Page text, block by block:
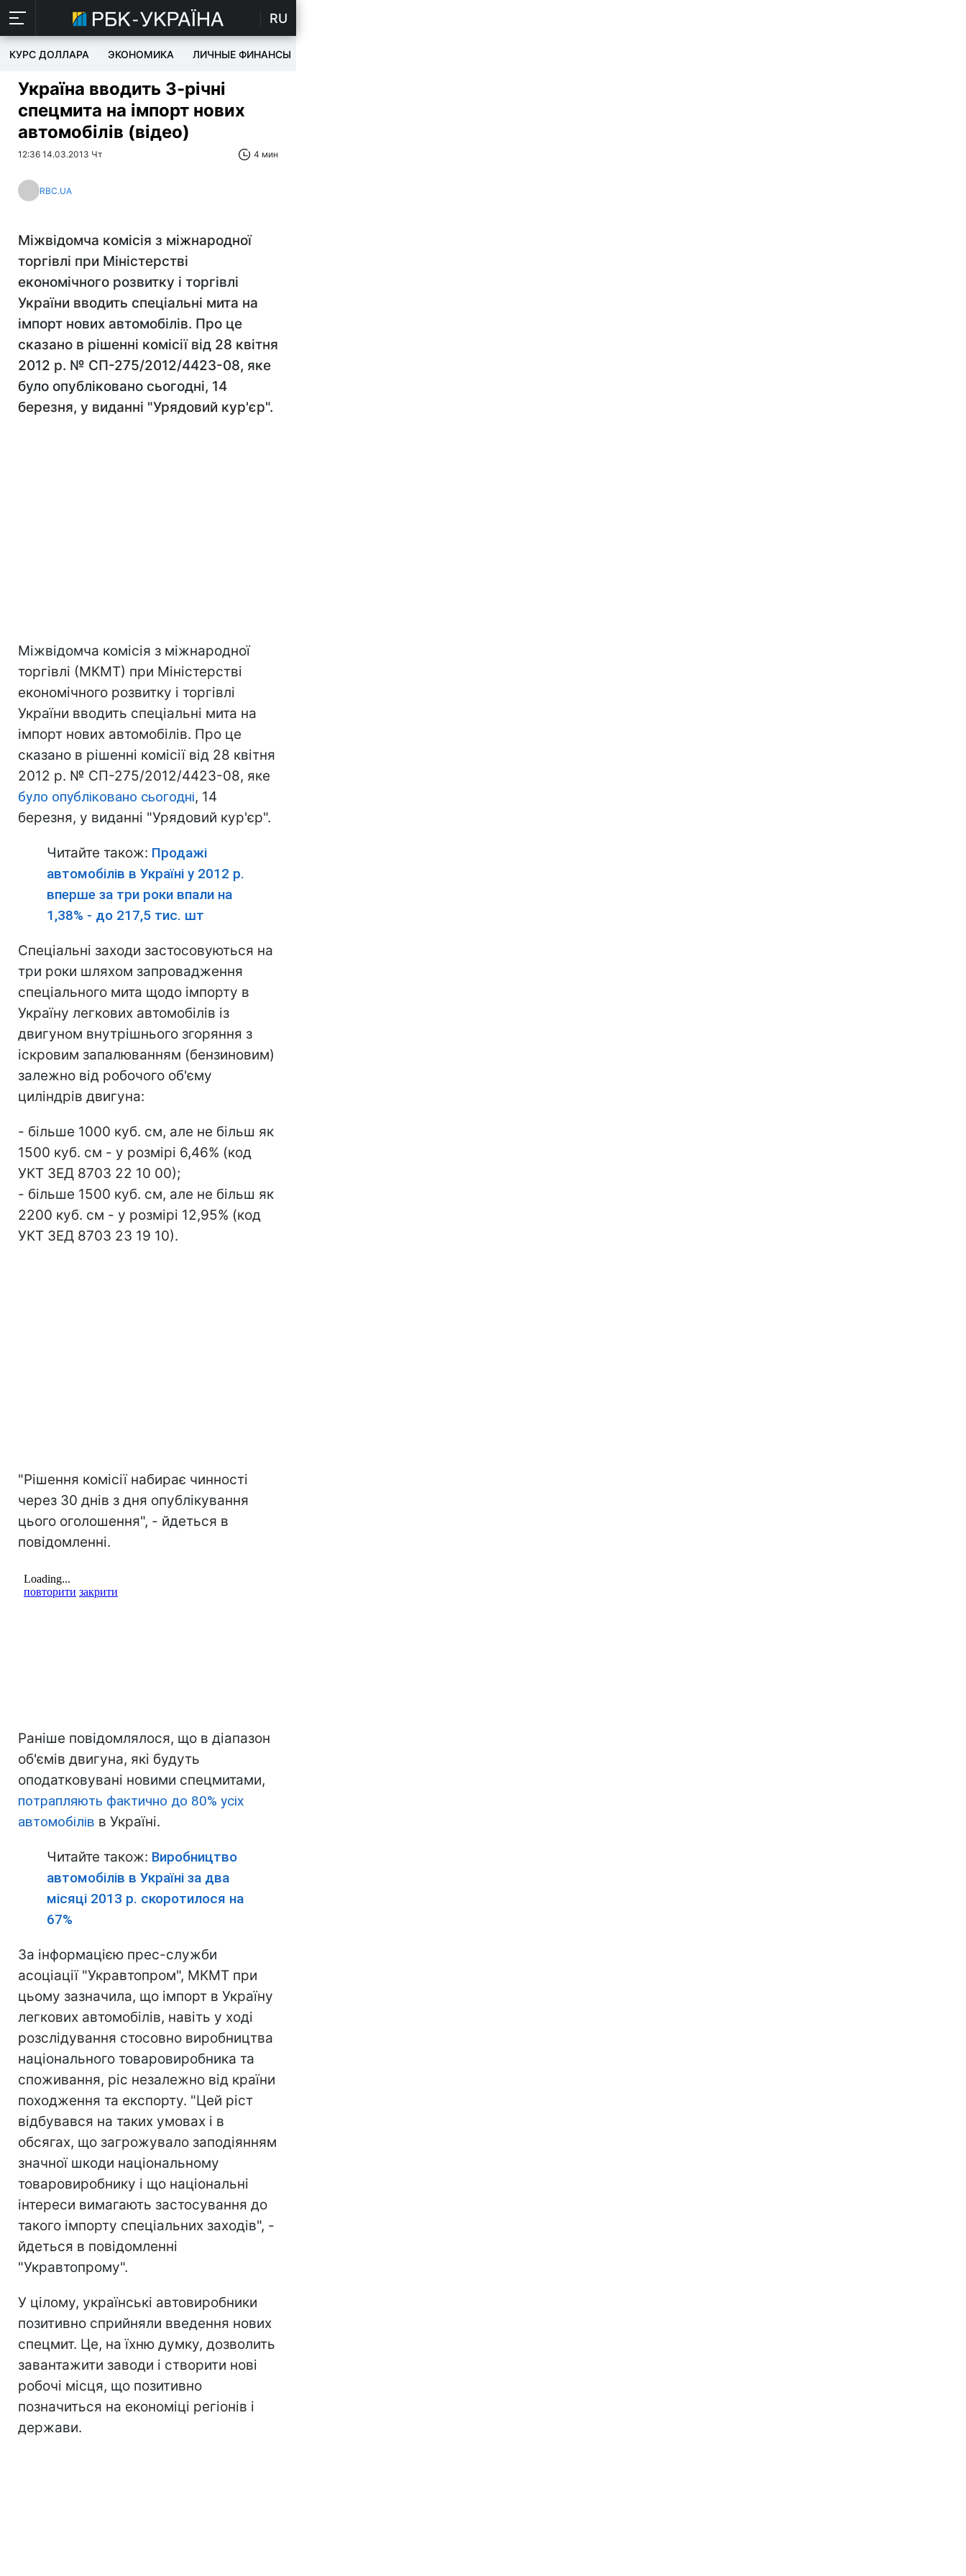
RU
КУРС ДОЛЛАРА ЭКОНОМИКА ЛИЧНЫЕ ФИНАНСЫ
Україна вводить 3-річні
спецмита на імпорт нових
автомобілів (відео)
12:36 14.03.2013 Чт 4 мин
RBC.UA
Міжвідомча комісія з міжнародної
торгівлі при Міністерстві
економічного розвитку і торгівлі
України вводить спеціальні мита на
імпорт нових автомобілів. Про це
сказано в рішенні комісії від 28 квітня
2012 р. № СП-275/2012/4423-08, яке
було опубліковано сьогодні, 14
березня, у виданні "Урядовий кур'єр".
Міжвідомча комісія з міжнародної
торгівлі (МКМТ) при Міністерстві
економічного розвитку і торгівлі
України вводить спеціальні мита на
імпорт нових автомобілів. Про це
сказано в рішенні комісії від 28 квітня
2012 р. № СП-275/2012/4423-08, яке
було опубліковано сьогодні, 14
березня, у виданні "Урядовий кур'єр".
Читайте також: Продажі
автомобілів в Україні у 2012 р.
вперше за три роки впали на
1,38% - до 217,5 тис. шт
Спеціальні заходи застосовуються на
три роки шляхом запровадження
спеціального мита щодо імпорту в
Україну легкових автомобілів із
двигуном внутрішнього згоряння з
іскровим запалюванням (бензиновим)
залежно від робочого об'єму
циліндрів двигуна:
- більше 1000 куб. см, але не більш як
1500 куб. см - у розмірі 6,46% (код
УКТ ЗЕД 8703 22 10 00);
- більше 1500 куб. см, але не більш як
2200 куб. см - у розмірі 12,95% (код
УКТ ЗЕД 8703 23 19 10).
"Рішення комісії набирає чинності
через 30 днів з дня опублікування
цього оголошення", - йдеться в
повідомленні.
Раніше повідомлялося, що в діапазон
об'ємів двигуна, які будуть
оподатковувані новими спецмитами,
потрапляють фактично до 80% усіх
автомобілів в Україні.
Читайте також: Виробництво
автомобілів в Україні за два
місяці 2013 р. скоротилося на
67%
За інформацією прес-служби
асоціації "Укравтопром", МКМТ при
цьому зазначила, що імпорт в Україну
легкових автомобілів, навіть у ході
розслідування стосовно виробництва
національного товаровиробника та
споживання, ріс незалежно від країни
походження та експорту. "Цей ріст
відбувався на таких умовах і в
обсягах, що загрожувало заподіянням
значної шкоди національному
товаровиробнику і що національні
інтереси вимагають застосування до
такого імпорту спеціальних заходів", -
йдеться в повідомленні
"Укравтопрому".
У цілому, українські автовиробники
позитивно сприйняли введення нових
спецмит. Це, на їхню думку, дозволить
завантажити заводи і створити нові
робочі місця, що позитивно
позначиться на економіці регіонів і
держави.